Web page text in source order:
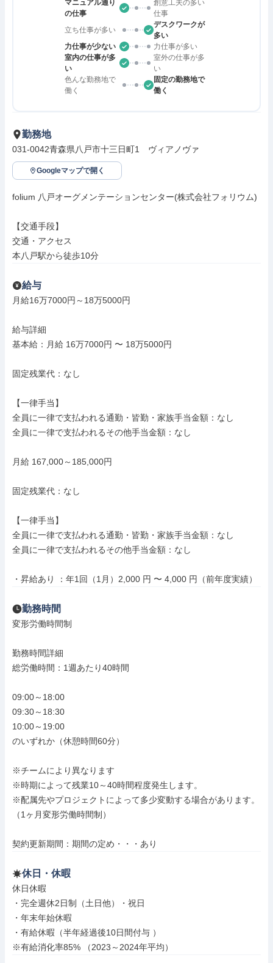
マニュアル通り
の仕事
創意工夫の多い
仕事
立ち仕事が多い
デスクワークが
多い
力仕事が少ない
力仕事が多い
室内の仕事が多
い
室外の仕事が多
い
色んな勤務地で
働く
固定の勤務地で
働く
勤務地
031-0042青森県八戸市十三日町1　ヴィアノヴァ
Googleマップで開く
folium 八戸オーグメンテーションセンター(株式会社フォリウム)
【交通手段】
交通・アクセス
本八戸駅から徒歩10分
給与
月給16万7000円～18万5000円
給与詳細
基本給：月給 16万7000円 〜 18万5000円
固定残業代：なし
【一律手当】
全員に一律で支払われる通勤・皆勤・家族手当金額：なし
全員に一律で支払われるその他手当金額：なし
月給 167,000～185,000円
固定残業代：なし
【一律手当】
全員に一律で支払われる通勤・皆勤・家族手当金額：なし
全員に一律で支払われるその他手当金額：なし
・昇給あり ：年1回（1月）2,000 円 〜 4,000 円（前年度実績）
勤務時間
変形労働時間制
勤務時間詳細
総労働時間：1週あたり40時間
09:00～18:00
09:30～18:30
10:00～19:00
のいずれか（休憩時間60分）
※チームにより異なります
※時期によって残業10～40時間程度発生します。
※配属先やプロジェクトによって多少変動する場合があります。
（1ヶ月変形労働時間制）
契約更新期間：期間の定め・・・あり
休日・休暇
休日休暇
・完全週休2日制（土日他）・祝日
・年末年始休暇
・有給休暇（半年経過後10日間付与 ）
※有給消化率85% （2023～2024年平均）